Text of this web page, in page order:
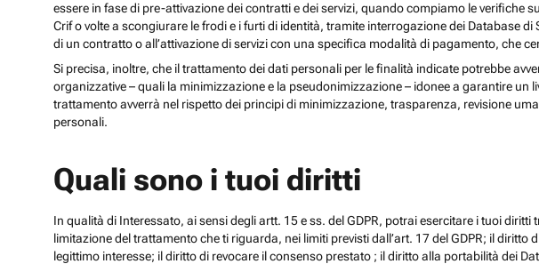
essere in fase di pre-attivazione dei contratti e dei servizi, quando compiamo le
Crif o volte a scongiurare le frodi e i furti di identità, tramite interrogazione dei Database
di un contratto o all’attivazione di servizi con una specifica modalità di pagamento, che
Si precisa, inoltre, che il trattamento dei dati personali per le finalità indicate potrebbe
organizzative – quali la minimizzazione e la pseudonimizzazione – idonee a garantire
trattamento avverrà nel rispetto dei principi di minimizzazione, trasparenza, revisione
personali.
Quali sono i tuoi diritti
In qualità di Interessato, ai sensi degli artt. 15 e ss. del GDPR, potrai esercitare i tuoi
limitazione del trattamento che ti riguarda, nei limiti previsti dall’art. 17 del GDPR; il
legittimo interesse; il diritto di revocare il consenso prestato ; il diritto alla portabilità dei